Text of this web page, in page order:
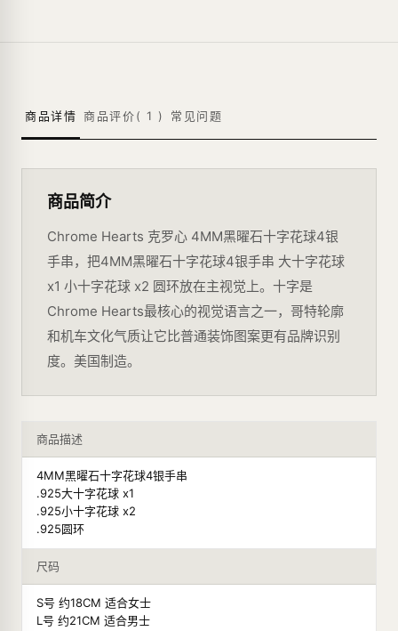
商品详情 商品评价( 1 ) 常见问题
商品简介
Chrome Hearts 克罗心 4MM黑曜石十字花球4银
手串，把4MM黑曜石十字花球4银手串 大十字花球
x1 小十字花球 x2 圆环放在主视觉上。十字是
Chrome Hearts最核心的视觉语言之一，哥特轮廓
和机车文化气质让它比普通装饰图案更有品牌识别
度。美国制造。
商品描述
4MM黑曜石十字花球4银手串
.925大十字花球 x1
.925小十字花球 x2
.925圆环
尺码
S号 约18CM 适合女士
L号 约21CM 适合男士